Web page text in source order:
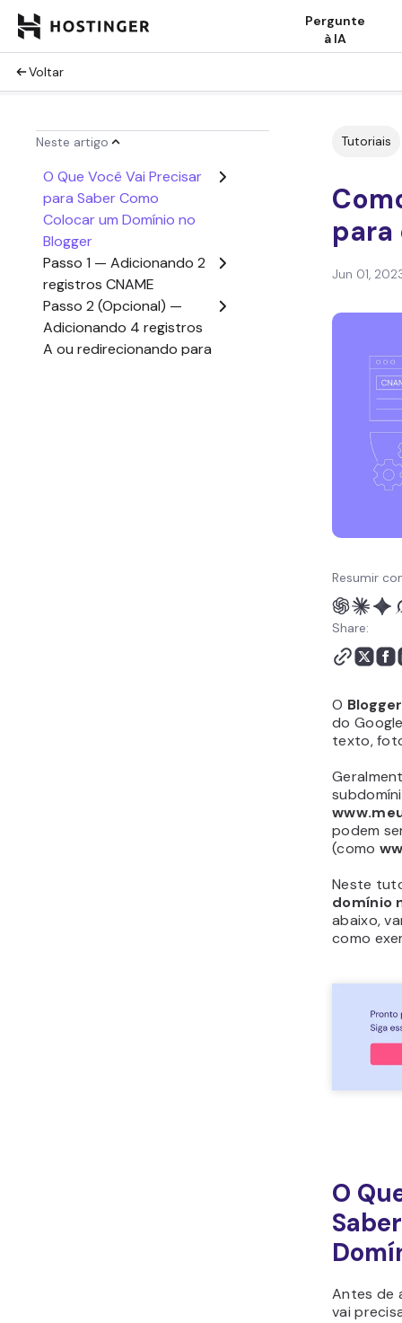
Pergunte
à IA
Voltar
Neste artigo
O Que Você Vai Precisar
para Saber Como
Colocar um Domínio no
Blogger
Passo 1 — Adicionando 2
registros CNAME
Passo 2 (Opcional) —
Adicionando 4 registros
A ou redirecionando para
Tutoriais
para
Jun 01,
Resumir
Share:
O
do
texto,
podem
(como
Neste
domínio
abaixo,
como
O
Antes de
vai